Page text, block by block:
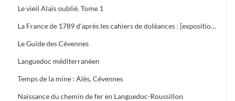
Le vieil Alais oublié. Tome 1
La France de 1789 d'après les cahiers de doléances : [exposition, Paris], Musée de l'histoire de France, [1976-1979]
Le Guide des Cévennes
Languedoc méditerranéen
Temps de la mine : Alès, Cévennes
Naissance du chemin de fer en Languedoc-Roussillon